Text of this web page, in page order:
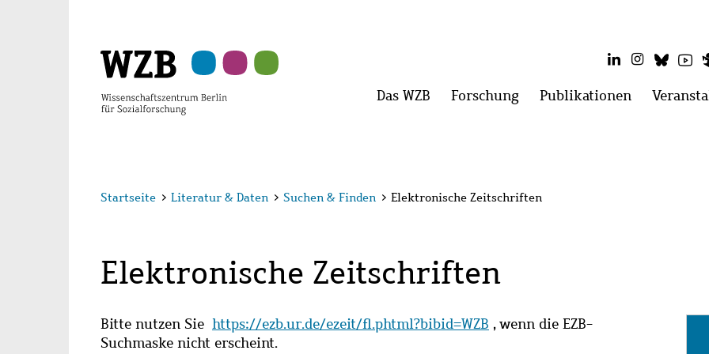
LinkedInInstagram
Hauptmenü
Das WZB Menü
Forschung Menü
Publikationen Menü
Startseite > Literatur & Daten > Suchen & Finden > Elektronische Zeitschriften
Elektronische Zeitschriften
Bitte nutzen Sie https://ezb.ur.de/ezeit/fl.phtml?bibid=WZB , wenn die EZB-
Suchmaske nicht erscheint.